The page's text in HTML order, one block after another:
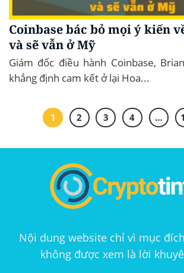
Coinbase bác bỏ mọi ý kiến
và sẽ vẫn ở Mỹ
Giám đốc điều hành Coinbase,
khẳng định cam kết ở lại Hoa...
1 2 3 4 …
Nội dung website chỉ vì mục
không được xem là lời